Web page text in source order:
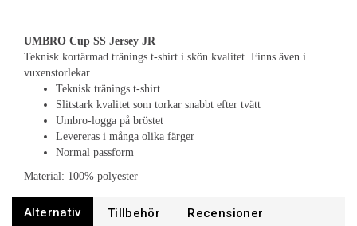
UMBRO Cup SS Jersey JR
Teknisk kortärmad tränings t-shirt i skön kvalitet. Finns även i
vuxenstorlekar.
Teknisk tränings t-shirt
Slitstark kvalitet som torkar snabbt efter tvätt
Umbro-logga på bröstet
Levereras i många olika färger
Normal passform
Material: 100% polyester
Alternativ Tillbehör Recensioner